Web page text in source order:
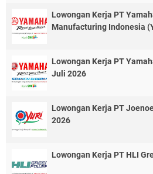
Lowongan Kerja PT
Manufacturing Indonesia
Lowongan Kerja PT
Juli 2026
Lowongan Kerja PT
2026
Lowongan Kerja PT HLI